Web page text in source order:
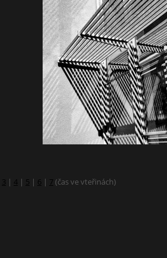
3 | 4 | 5 | 6 | 7 (čas ve vteřinách)